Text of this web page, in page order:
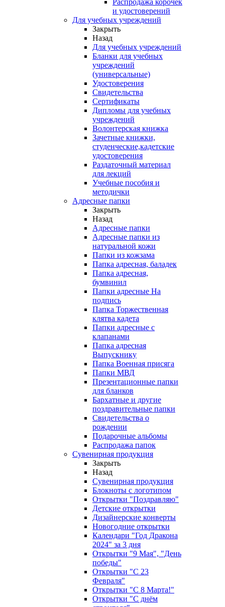
и удостоверений
Для учебных учреждений
Закрыть
Назад
Для учебных учреждений
Бланки для учебных
учреждений
(универсальные)
Удостоверения
Свидетельства
Сертификаты
Дипломы для учебных
учреждений
Волонтерская книжка
Зачетные книжки,
студенческие,кадетские
удостоверения
Раздаточный материал
для лекций
Учебные пособия и
методички
Адресные папки
Закрыть
Назад
Адресные папки
Адресные папки из
натуральной кожи
Папки из кожзама
Папка адресная, баладек
Папка адресная,
бумвинил
Папки адресные На
подпись
Папка Торжественная
клятва кадета
Папки адресные с
клапанами
Папка адресная
Выпускнику
Папка Военная присяга
Папки МВД
Презентационные папки
для бланков
Бархатные и другие
поздравительные папки
Свидетельства о
рождении
Подарочные альбомы
Распродажа папок
Сувенирная продукция
Закрыть
Назад
Сувенирная продукция
Блокноты с логотипом
Открытки "Поздравляю"
Детские открытки
Дизайнерские конверты
Новогодние открытки
Календари "Год Дракона
2024" за 3 дня
Открытки "9 Мая", "День
победы"
Открытки "С 23
Февраля"
Открытки "С 8 Марта!"
Открытки "С днём